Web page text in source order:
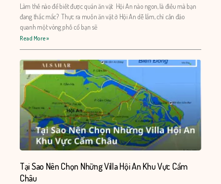
Làm thế nào để biết được quán ăn vặt Hội An nào ngon, là điều mà bạn
đang thắc mắc? Thực ra muốn ăn vặt ở Hội An dễ lắm, chỉ cần đảo
quanh một vòng phố cổ bạn sẽ
Read More »
Tại Sao Nên Chọn Những Villa Hội An Khu Vực Cẩm
Châu